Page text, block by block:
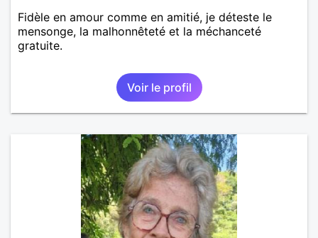
Fidèle en amour comme en amitié, je déteste le
mensonge, la malhonnêteté et la méchanceté
gratuite.
Voir le profil